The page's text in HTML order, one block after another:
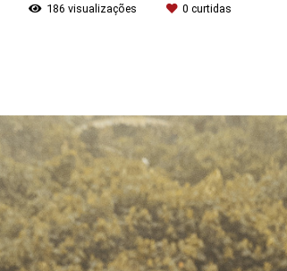
186 visualizações 0 curtidas